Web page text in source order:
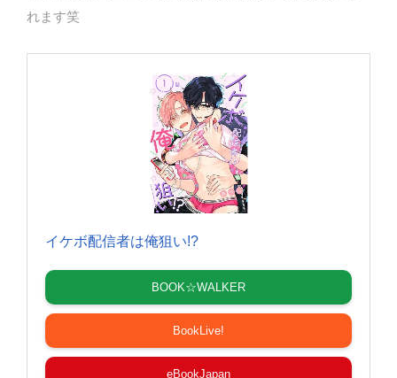
れます笑
イケボ配信者は俺狙い!?
BOOK☆WALKER
BookLive!
eBookJapan